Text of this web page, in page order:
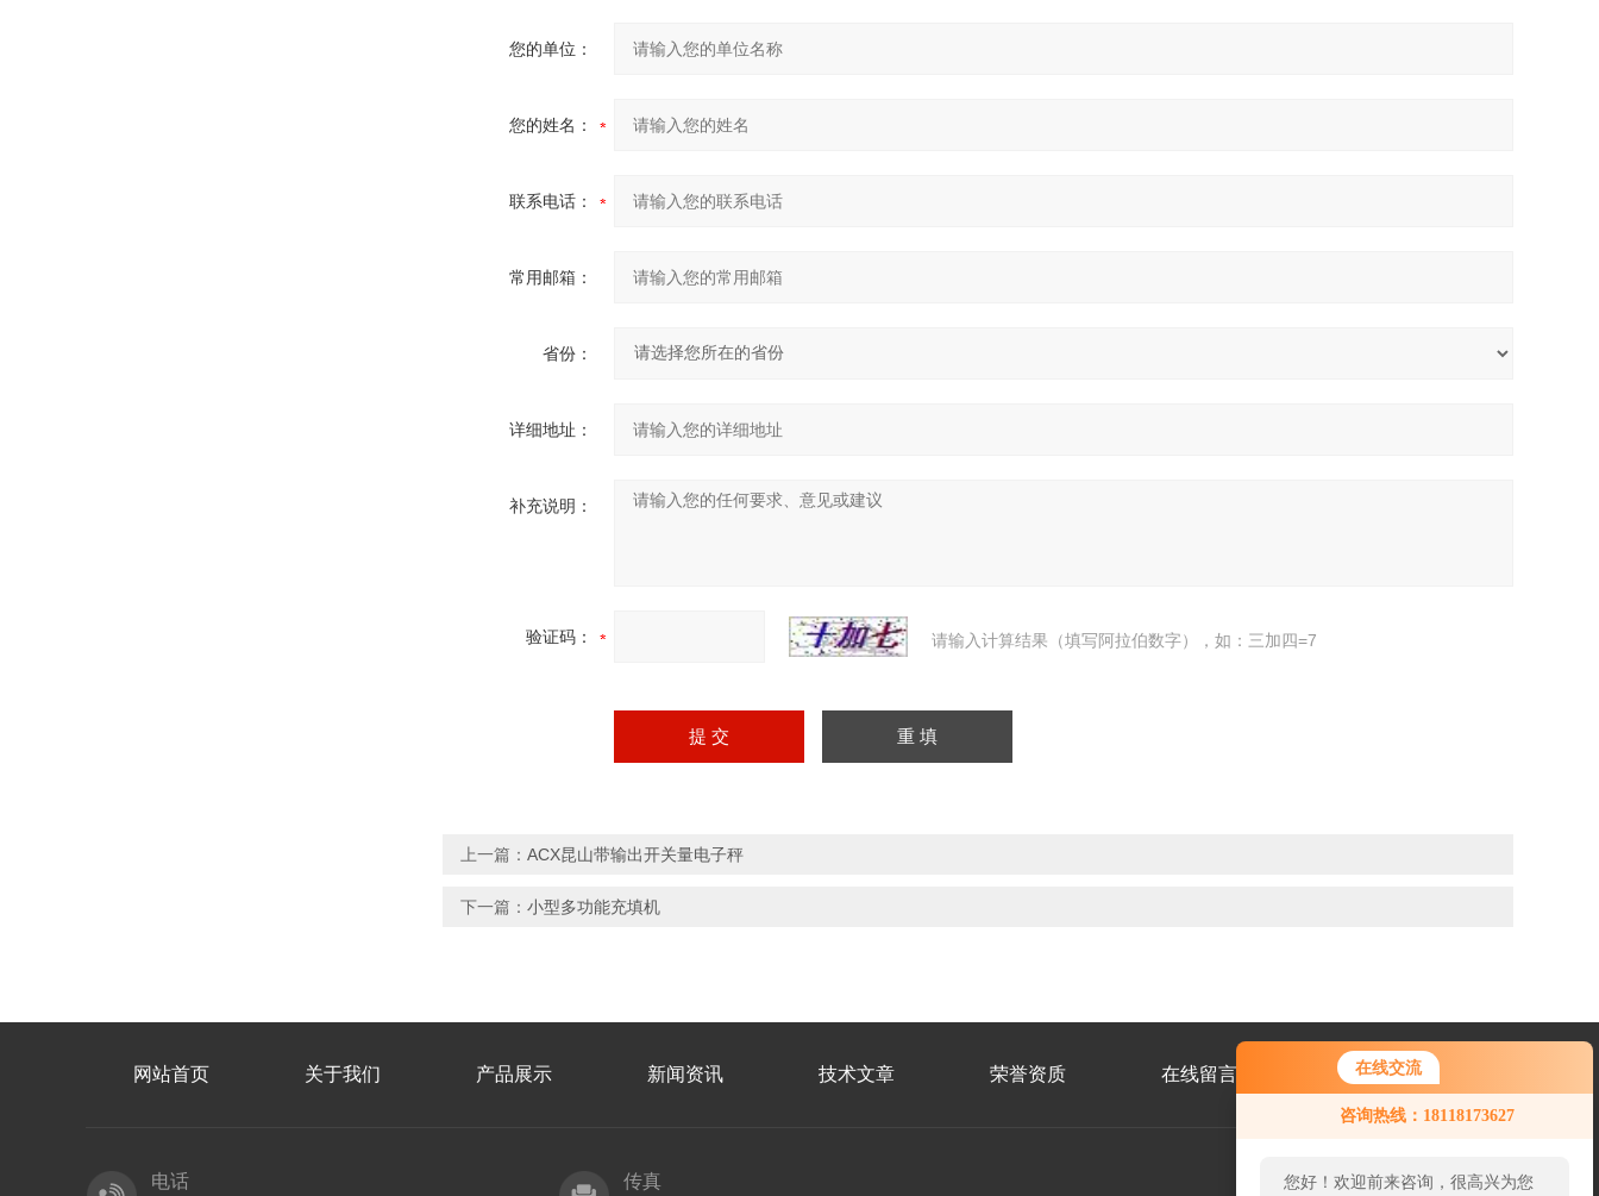
在线交流
咨询热线：18118173627
您好！欢迎前来咨询，很高兴为您
服务，请问您要咨询什么问题呢？
您好，看您停留很久了，是否找到
您的单位：
您的姓名：
联系电话：
常用邮箱：
省份：
详细地址：
补充说明：
验证码： 请输入计算结果（填写阿拉伯数字），如：三加四=7
上一篇： ACX昆山带输出开关量电子秤
下一篇： 小型多功能充填机
网站首页 关于我们 产品展示 新闻资讯 技术文章 荣誉资质 在线留言 联系我们
电话 传真